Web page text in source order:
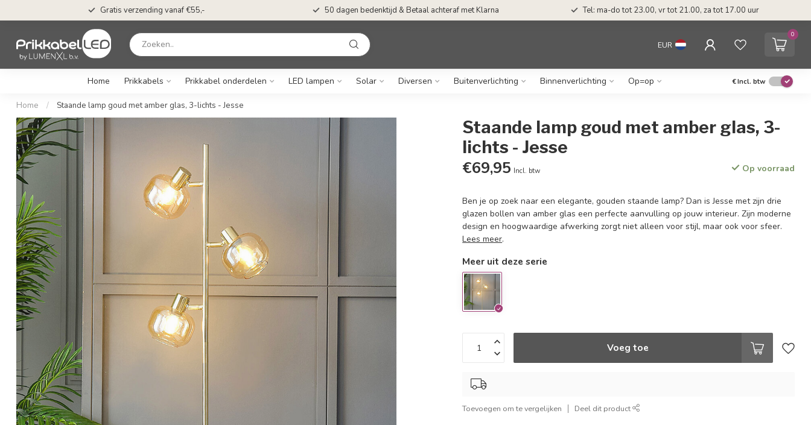
Gratis verzending vanaf €55,- 50 dagen bedenktijd & Betaal achteraf met Klarna Tel: ma-do tot 23.00, vr tot 21.00, za tot 17.00 uur
EUR
0
Home Prikkabels Prikkabel onderdelen LED lampen Solar Diversen Buitenverlichting Binnenverlichting Op=op €Incl. btw
Home / Staande lamp goud met amber glas, 3-lichts - Jesse
Staande lamp goud met amber glas, 3-
lichts - Jesse
€69,95 Incl. btw Op voorraad
Ben je op zoek naar een elegante, gouden staande lamp? Dan is Jesse met zijn drie
glazen bollen van amber glas een perfecte aanvulling op jouw interieur. Zijn moderne
design en hoogwaardige afwerking zorgt niet alleen voor stijl, maar ook voor sfeer.
Lees meer.
Meer uit deze serie
Voeg toe
Toevoegen om te vergelijken Deel dit product